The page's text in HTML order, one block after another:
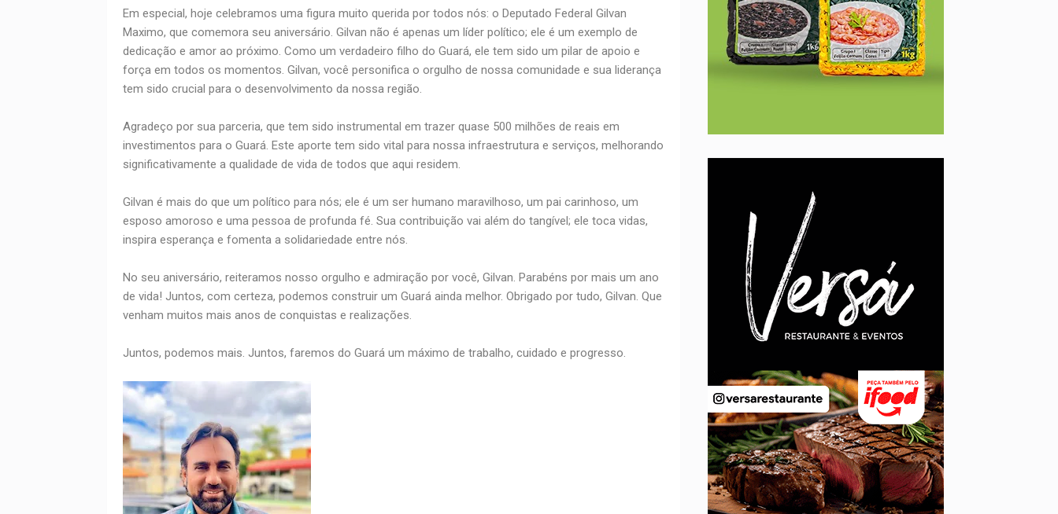
Em especial, hoje celebramos uma figura muito querida por todos nós: o Deputado Federal Gilvan
Maximo, que comemora seu aniversário. Gilvan não é apenas um líder político; ele é um exemplo de
dedicação e amor ao próximo. Como um verdadeiro filho do Guará, ele tem sido um pilar de apoio e
força em todos os momentos. Gilvan, você personifica o orgulho de nossa comunidade e sua liderança
tem sido crucial para o desenvolvimento da nossa região.
Agradeço por sua parceria, que tem sido instrumental em trazer quase 500 milhões de reais em
investimentos para o Guará. Este aporte tem sido vital para nossa infraestrutura e serviços, melhorando
significativamente a qualidade de vida de todos que aqui residem.
Gilvan é mais do que um político para nós; ele é um ser humano maravilhoso, um pai carinhoso, um
esposo amoroso e uma pessoa de profunda fé. Sua contribuição vai além do tangível; ele toca vidas,
inspira esperança e fomenta a solidariedade entre nós.
No seu aniversário, reiteramos nosso orgulho e admiração por você, Gilvan. Parabéns por mais um ano
de vida! Juntos, com certeza, podemos construir um Guará ainda melhor. Obrigado por tudo, Gilvan. Que
venham muitos mais anos de conquistas e realizações.
Juntos, podemos mais. Juntos, faremos do Guará um máximo de trabalho, cuidado e progresso.